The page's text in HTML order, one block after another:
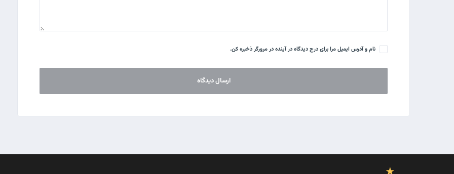
نام و آدرس ایمیل مرا برای درج دیدگاه در آینده در مرورگر ذخیره کن.